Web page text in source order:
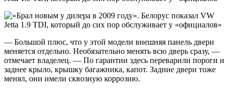
— Большой плюс, что у этой модели внешняя панель двери
меняется отдельно. Необязательно менять всю дверь сразу, —
отмечает владелец. — По гарантии здесь переварили пороги и
заднее крыло, крышку багажника, капот. Задние двери тоже
менял, они имели сквозную коррозию.